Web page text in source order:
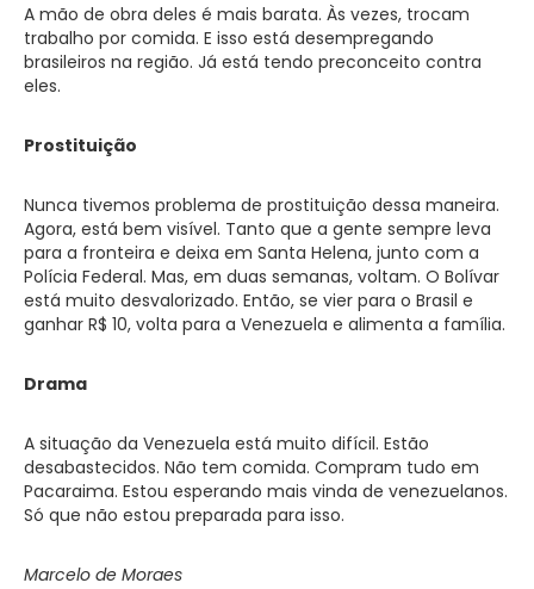
A mão de obra deles é mais barata. Às vezes, trocam
trabalho por comida. E isso está desempregando
brasileiros na região. Já está tendo preconceito contra
eles.
Prostituição
Nunca tivemos problema de prostituição dessa maneira.
Agora, está bem visível. Tanto que a gente sempre leva
para a fronteira e deixa em Santa Helena, junto com a
Polícia Federal. Mas, em duas semanas, voltam. O Bolívar
está muito desvalorizado. Então, se vier para o Brasil e
ganhar R$ 10, volta para a Venezuela e alimenta a família.
Drama
A situação da Venezuela está muito difícil. Estão
desabastecidos. Não tem comida. Compram tudo em
Pacaraima. Estou esperando mais vinda de venezuelanos.
Só que não estou preparada para isso.
Marcelo de Moraes